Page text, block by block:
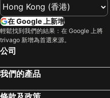
在 Google 上新增
輕鬆找到我們的結果：在 Google 上將
trivago 新增為首選來源。
公司
我們的產品